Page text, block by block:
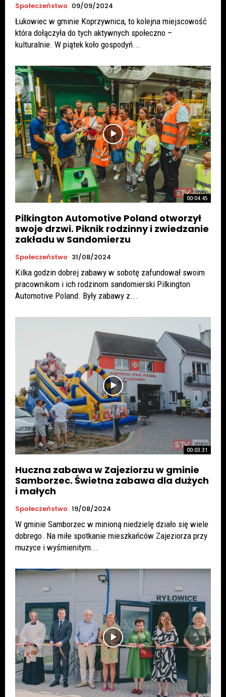
Społeczeństwo 09/09/2024
Łukowiec w gminie Koprzywnica, to kolejna miejscowość
która dołączyła do tych aktywnych społeczno –
kulturalnie. W piątek koło gospodyń...
00:04:45
Pilkington Automotive Poland otworzył
swoje drzwi. Piknik rodzinny i zwiedzanie
zakładu w Sandomierzu
Społeczeństwo 31/08/2024
Kilka godzin dobrej zabawy w sobotę zafundował swoim
pracownikom i ich rodzinom sandomierski Pilkington
Automotive Poland. Były zabawy z...
00:03:31
Huczna zabawa w Zajeziorzu w gminie
Samborzec. Świetna zabawa dla dużych
i małych
Społeczeństwo 19/08/2024
W gminie Samborzec w minioną niedzielę działo się wiele
dobrego. Na miłe spotkanie mieszkańców Zajeziorza przy
muzyce i wyśmienitym...